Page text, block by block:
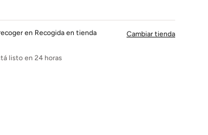
en Recogida en tienda
listo en 24 horas
Cambiar tienda